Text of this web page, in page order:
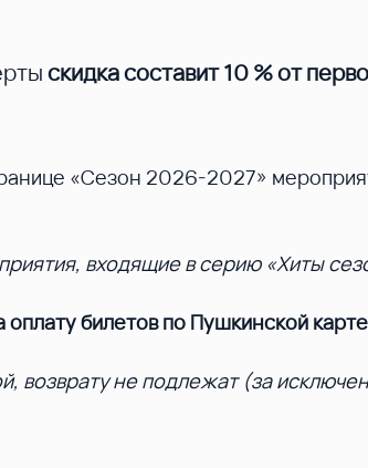
скидка составит 10 %от
«Сезон 2026-2027»
входящие в серию «Хиты
билетов по Пушкинской
возврату не подлежат (за